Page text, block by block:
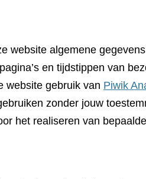
website algemene
en tijdstippen van
website gebruik van Piwik
zonder jouw
het realiseren van